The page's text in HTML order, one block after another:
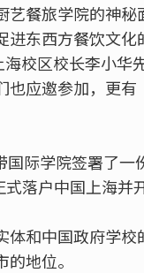
餐旅学院的神
东西方餐饮文
校区校长李小华
也应邀参加，更
际学院签署了一
落户中国上海并
和中国政府学
地位。